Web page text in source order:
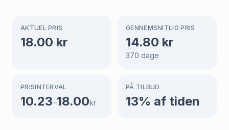
AKTUEL PRIS
18.00 kr
GENNEMSNITLIG PRIS
14.80 kr
370 dage
PRISINTERVAL
10.23–18.00kr
PÅ TILBUD
13% af tiden